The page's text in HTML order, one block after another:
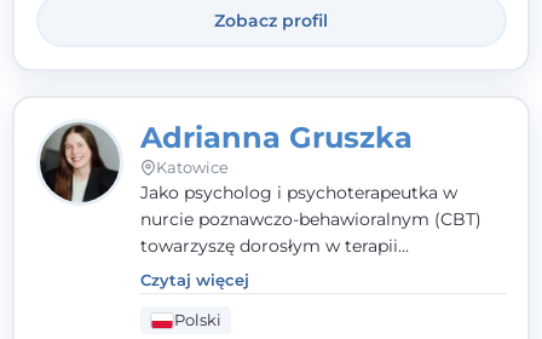
Zobacz profil
Adrianna Gruszka
Katowice
Jako psycholog i psychoterapeutka w
nurcie poznawczo-behawioralnym (CBT)
towarzyszę dorosłym w terapii
indywidualnej oraz nastolatkom od 15. roku
życia. Zależy mi, by naprawdę usłyszeć, z
czym do mnie przychodzisz, i dobrać
Czytaj więcej
Polski